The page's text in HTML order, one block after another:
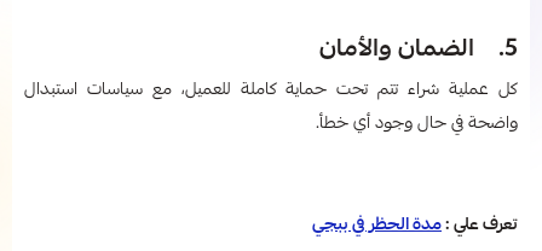
5. الضمان والأمان
كل عملية شراء تتم تحت حماية كاملة للعميل، مع سياسات استبدال
واضحة في حال وجود أي خطأ.
تعرف علي :مدة الحظر في ببجي